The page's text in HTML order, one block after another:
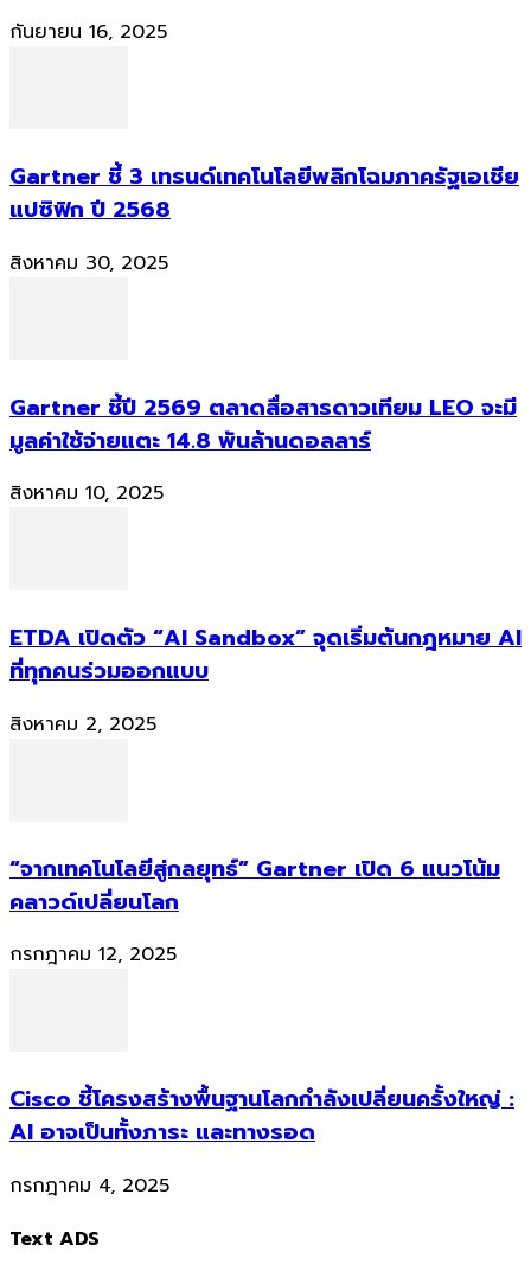
กันยายน 16, 2025
Gartner ชี้ 3 เทรนด์เทคโนโลยีพลิกโฉมภาครัฐเอเชีย
แปซิฟิก ปี 2568
สิงหาคม 30, 2025
Gartner ชี้ปี 2569 ตลาดสื่อสารดาวเทียม LEO จะมี
มูลค่าใช้จ่ายแตะ 14.8 พันล้านดอลลาร์
สิงหาคม 10, 2025
ETDA เปิดตัว “AI Sandbox” จุดเริ่มต้นกฎหมาย AI
ที่ทุกคนร่วมออกแบบ
สิงหาคม 2, 2025
“จากเทคโนโลยีสู่กลยุทธ์” Gartner เปิด 6 แนวโน้ม
คลาวด์เปลี่ยนโลก
กรกฎาคม 12, 2025
Cisco ชี้โครงสร้างพื้นฐานโลกกำลังเปลี่ยนครั้งใหญ่ :
AI อาจเป็นทั้งภาระ และทางรอด
กรกฎาคม 4, 2025
Text ADS